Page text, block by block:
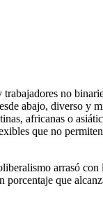
no
abajo, diverso y
africanas o
que no
arrasó
que